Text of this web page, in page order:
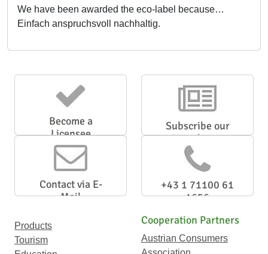
We have been awarded the eco-label because…
Einfach anspruchsvoll nachhaltig.
Become a
Licensee
Subscribe our
Newsletter
Contact via E-
Mail
+43 1 71100 61
1656
Products
Tourism
Cooperation Partners
Austrian Consumers